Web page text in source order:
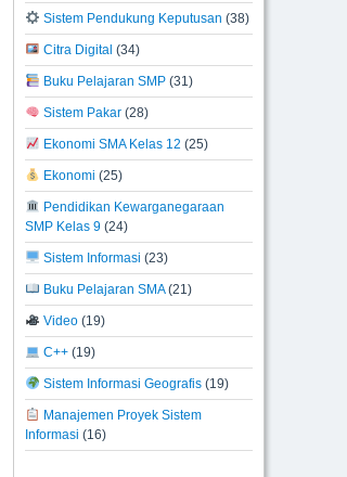
Sistem Pendukung Keputusan (38)
Citra Digital (34)
Buku Pelajaran SMP(31)
Sistem Pakar(28)
Ekonomi SMA Kelas 12 (25)
Ekonomi (25)
Pendidikan Kewarganegaraan
SMP Kelas 9 (24)
Sistem Informasi (23)
Buku Pelajaran SMA(21)
Video(19)
C++(19)
Sistem Informasi Geografis(19)
Manajemen Proyek Sistem
Informasi (16)